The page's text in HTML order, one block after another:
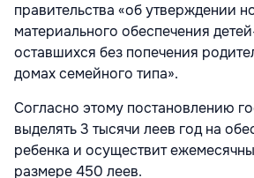
правительства «об утверждении
материального обеспечения
оставшихся без попечения
домах семейного типа».
Согласно этому постановлению
выделять 3 тысячи леев год на
ребенка и осуществит
размере 450 леев.